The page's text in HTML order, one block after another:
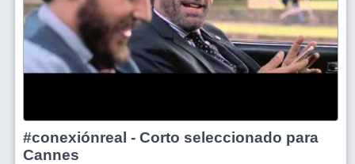
#conexiónreal - Corto seleccionado para
Cannes